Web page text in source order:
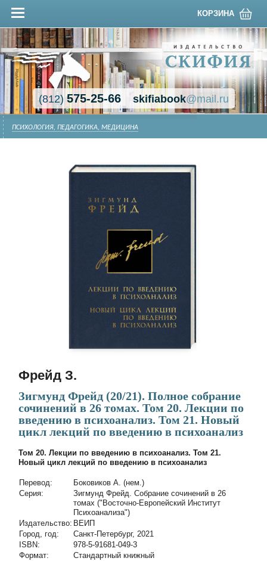
КОРЗИНА
(812)575-25-66 skifiabook@mail.ru
ПСИХОЛОГИЯ, ПЕДАГОГИКА, МЕДИЦИНА
Фрейд З.
Зигмунд Фрейд (20/21). Полное собрание
сочинений в 26 томах. Том 20. Лекции по
введению в психоанализ. Том 21. Новый
цикл лекций по введению в психоанализ
Том 20. Лекции по введению в психоанализ. Том 21.
Новый цикл лекций по введению в психоанализ
Перевод:
Боковиков А. (нем.)
Cерия:
Зигмунд Фрейд. Собрание сочинений в 26
томах ("Восточно-Европейский Институт
Психоанализа")
Издательство: ВЕИП
Город, год:
Санкт-Петербург, 2021
ISBN:
978-5-91681-049-3
Формат:
Стандартный книжный